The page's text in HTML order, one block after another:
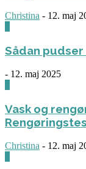
Christina - 12. maj
Sådan
- 12. maj 2025
Vask og
Christina - 12. maj